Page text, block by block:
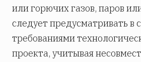
или горючих газов, паров
следует предусматривать в
требованиями
проекта, учитывая